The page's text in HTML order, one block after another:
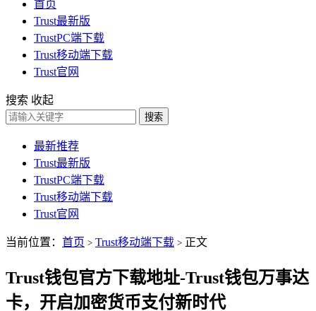
首页
Trust最新版
TrustPC端下载
Trust移动端下载
Trust官网
搜索 收起
搜索
最新推荐
Trust最新版
TrustPC端下载
Trust移动端下载
Trust官网
当前位置： 首页 > Trust移动端下载 > 正文
Trust钱包官方下载地址-Trust钱包万事达
卡，开启加密货币支付新时代